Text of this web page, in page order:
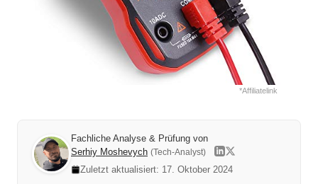
*Affiliatelink
Fachliche Analyse & Prüfung von
Serhiy Moshevych (Tech-Analyst)
Zuletzt aktualisiert: 17. Oktober 2024